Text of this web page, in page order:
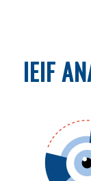
IEIF